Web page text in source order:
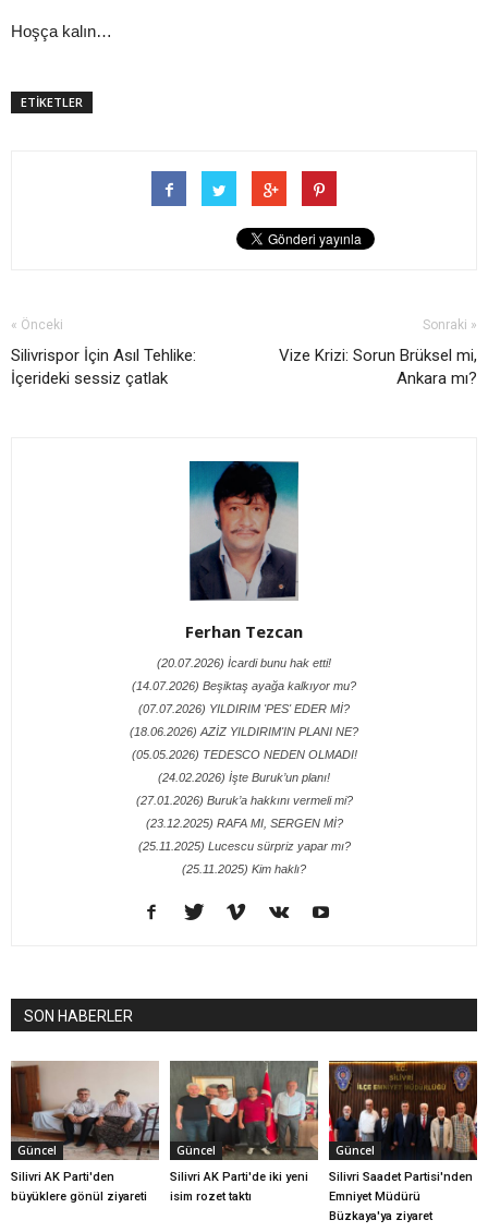
Hoşça kalın…
ETİKETLER
« Önceki
Silivrispor İçin Asıl Tehlike:
İçerideki sessiz çatlak
Sonraki »
Vize Krizi: Sorun Brüksel mi,
Ankara mı?
Ferhan Tezcan
(20.07.2026) İcardi bunu hak etti!
(14.07.2026) Beşiktaş ayağa kalkıyor mu?
(07.07.2026) YILDIRIM 'PES' EDER Mİ?
(18.06.2026) AZİZ YILDIRIM'IN PLANI NE?
(05.05.2026) TEDESCO NEDEN OLMADI!
(24.02.2026) İşte Buruk’un planı!
(27.01.2026) Buruk’a hakkını vermeli mi?
(23.12.2025) RAFA MI, SERGEN Mİ?
(25.11.2025) Lucescu sürpriz yapar mı?
(25.11.2025) Kim haklı?
SON HABERLER
Güncel
Silivri AK Parti'den
büyüklere gönül ziyareti
Güncel
Silivri AK Parti'de iki yeni
isim rozet taktı
Güncel
Silivri Saadet Partisi'nden
Emniyet Müdürü
Büzkaya'ya ziyaret